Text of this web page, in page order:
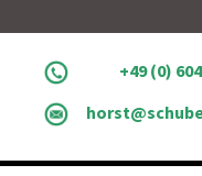
+49 (0)